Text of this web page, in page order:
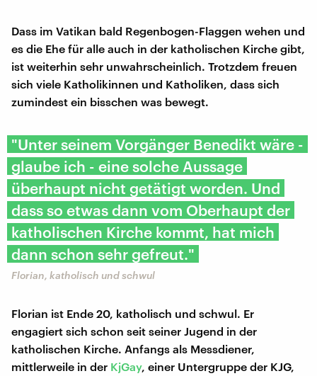
Dass im Vatikan bald Regenbogen-Flaggen wehen und
es die Ehe für alle auch in der katholischen Kirche gibt,
ist weiterhin sehr unwahrscheinlich. Trotzdem freuen
sich viele Katholikinnen und Katholiken, dass sich
zumindest ein bisschen was bewegt.
"Unter seinem Vorgänger Benedikt wäre -
glaube ich - eine solche Aussage
überhaupt nicht getätigt worden. Und
dass so etwas dann vom Oberhaupt der
katholischen Kirche kommt, hat mich
dann schon sehr gefreut."
Florian, katholisch und schwul
Florian ist Ende 20, katholisch und schwul. Er
engagiert sich schon seit seiner Jugend in der
katholischen Kirche. Anfangs als Messdiener,
mittlerweile in der KjGay, einer Untergruppe der KJG,